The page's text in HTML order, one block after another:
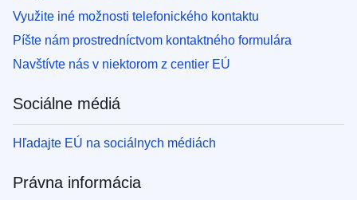
Využite iné možnosti telefonického kontaktu
Píšte nám prostredníctvom kontaktného formulára
Navštívte nás v niektorom z centier EÚ
Sociálne médiá
Hľadajte EÚ na sociálnych médiách
Právna informácia